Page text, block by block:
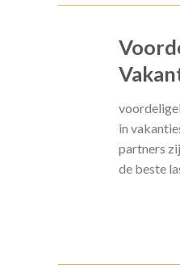
in
partners
de beste